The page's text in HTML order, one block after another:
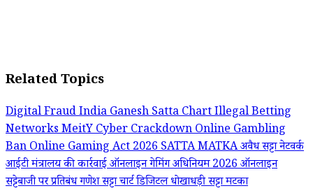
Related Topics
Digital Fraud IndiaGanesh Satta ChartIllegal Betting
NetworksMeitY Cyber CrackdownOnline Gambling
BanOnline Gaming Act 2026SATTA MATKAअवैध सट्टा नेटवर्क
आईटी मंत्रालय की कार्रवाईऑनलाइन गेमिंग अधिनियम 2026ऑनलाइन
सट्टेबाजी पर प्रतिबंधगणेश सट्टा चार्टडिजिटल धोखाधड़ीसट्टा मटका